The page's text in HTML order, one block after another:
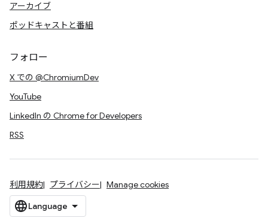
アーカイブ
ポッドキャストと番組
フォロー
X での @ChromiumDev
YouTube
LinkedIn の Chrome for Developers
RSS
利用規約 プライバシー Manage cookies